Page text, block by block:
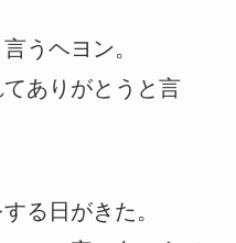
うヘヨン。
ありがとうと言
る日がきた。